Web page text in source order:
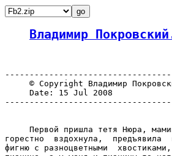
Владимир
© Copyright Владимир
     Date: 15 Jul 2008
Первой пришла тетя Нюра,
горестно  вздохнула,  предъявила
фигню с разноцветными